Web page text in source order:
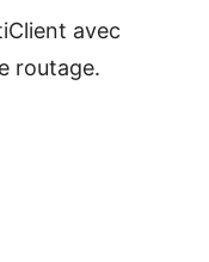
avec
routage.